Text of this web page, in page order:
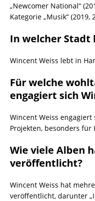
„Newcomer National“
Kategorie „Musik“ (2019,
In welcher Stadt
Wincent Weiss lebt in
Für welche
engagiert sich
Wincent Weiss
Projekten, besonders für
Wie viele Alben
veröffentlicht?
Wincent Weiss hat
veröffentlicht, darunter